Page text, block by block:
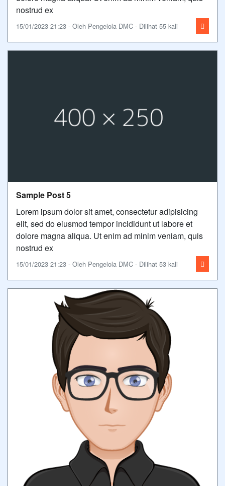
nostrud ex
15/01/2023 21:23 - Oleh Pengelola DMC - Dilihat 55 kali
Sample Post 5
Lorem ipsum dolor sit amet, consectetur adipisicing
elit, sed do eiusmod tempor incididunt ut labore et
dolore magna aliqua. Ut enim ad minim veniam, quis
nostrud ex
15/01/2023 21:23 - Oleh Pengelola DMC - Dilihat 53 kali